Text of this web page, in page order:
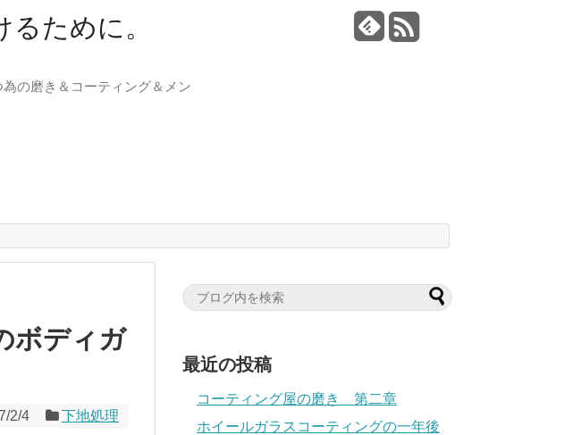
るために。
の磨き＆コーティング＆メン
ボディガ
2/4 下地処理
最近の投稿
コーティング屋の磨き 第二章
ホイールガラスコーティングの一年後